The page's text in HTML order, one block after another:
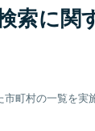
索に関
市町村の一覧を実